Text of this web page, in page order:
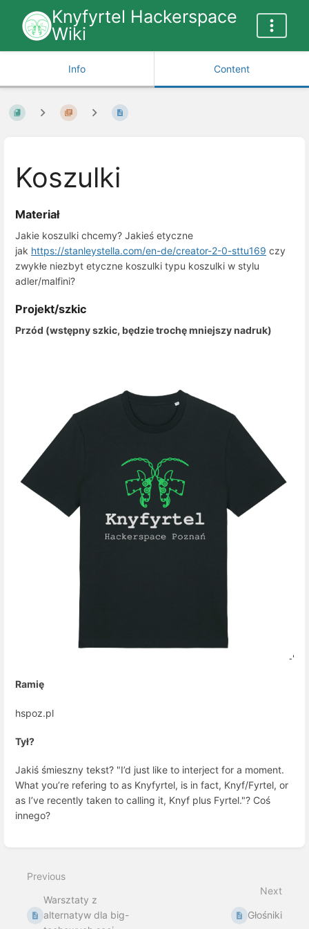
Knyfyrtel Hackerspace
Wiki
Info Content
Koszulki
Materiał
Jakie koszulki chcemy? Jakieś etyczne
jak https://stanleystella.com/en-de/creator-2-0-sttu169 czy
zwykłe niezbyt etyczne koszulki typu koszulki w stylu
adler/malfini?
Projekt/szkic
Przód (wstępny szkic, będzie trochę mniejszy nadruk)
Ramię
hspoz.pl
Tył?
Jakiś śmieszny tekst? "I’d just like to interject for a moment.
What you’re refering to as Knyfyrtel, is in fact, Knyf/Fyrtel, or
as I’ve recently taken to calling it, Knyf plus Fyrtel."? Coś
innego?
mode
Previous
Warsztaty z
alternatyw dla big-
Next
Głośniki